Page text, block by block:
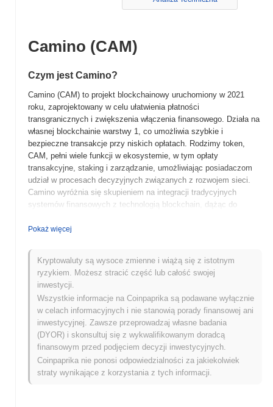
Camino (CAM)
Czym jest Camino?
Camino (CAM) to projekt blockchainowy uruchomiony w 2021
roku, zaprojektowany w celu ułatwienia płatności
transgranicznych i zwiększenia włączenia finansowego. Działa na
własnej blockchainie warstwy 1, co umożliwia szybkie i
bezpieczne transakcje przy niskich opłatach. Rodzimy token,
CAM, pełni wiele funkcji w ekosystemie, w tym opłaty
transakcyjne, staking i zarządzanie, umożliwiając posiadaczom
udział w procesach decyzyjnych związanych z rozwojem sieci.
Camino wyróżnia się skupieniem na integracji tradycyjnych
systemów finansowych z technologią blockchain, dążąc do
cyfrowymi. To unikalne podejście czyni go znaczącym graczem w
skierowanym do użytkowników poszukujących efektywnych i
opłacalnych rozwiązań płatniczych. Projekt kładzie nacisk na
dostępność dla użytkowników i ma na celu wzmocnienie
jednostek i firm w regionach z ograniczoną infrastrukturą
bankową.
Kiedy i jak rozpoczęło się Camino?
Camino powstało w marcu 2021 roku, kiedy zespół założycielski
opublikował swoją białą księgę, przedstawiając wizję projektu i
ramy techniczne. Projekt uruchomił swoją testnet w czerwcu 2021
roku, umożliwiając deweloperom i wczesnym użytkownikom
Pokaż więcej
Kryptowaluty są wysoce zmienne i wiążą się z istotnym
ryzykiem. Możesz stracić część lub całość swojej
inwestycji.
Wszystkie informacje na Coinpaprika są podawane wyłącznie
w celach informacyjnych i nie stanowią porady finansowej ani
inwestycyjnej. Zawsze przeprowadzaj własne badania
(DYOR) i skonsultuj się z wykwalifikowanym doradcą
finansowym przed podjęciem decyzji inwestycyjnych.
Coinpaprika nie ponosi odpowiedzialności za jakiekolwiek
straty wynikające z korzystania z tych informacji.